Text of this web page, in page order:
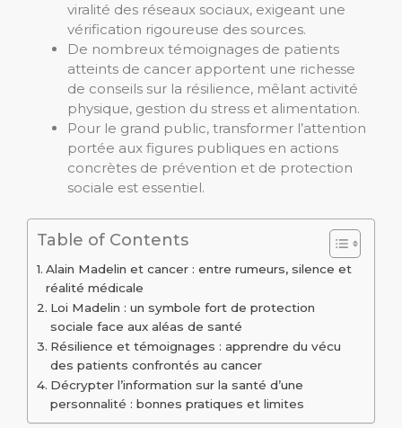
viralité des réseaux sociaux, exigeant une
vérification rigoureuse des sources.
De nombreux témoignages de patients
atteints de cancer apportent une richesse
de conseils sur la résilience, mêlant activité
physique, gestion du stress et alimentation.
Pour le grand public, transformer l’attention
portée aux figures publiques en actions
concrètes de prévention et de protection
sociale est essentiel.
Table of Contents
Alain Madelin et cancer : entre rumeurs, silence et
réalité médicale
Loi Madelin : un symbole fort de protection
sociale face aux aléas de santé
Résilience et témoignages : apprendre du vécu
des patients confrontés au cancer
Décrypter l’information sur la santé d’une
personnalité : bonnes pratiques et limites